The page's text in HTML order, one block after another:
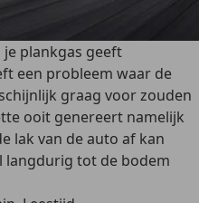
je plankgas geeft
een probleem waar de
graag voor zouden
ooit genereert namelijk
lak van de auto af kan
langdurig tot de bodem